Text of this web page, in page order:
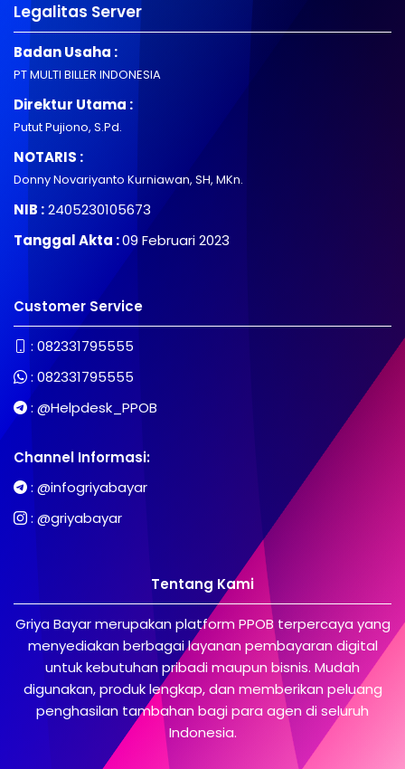
Legalitas Server
Badan Usaha :
PT MULTI BILLER INDONESIA
Direktur Utama :
Putut Pujiono, S.Pd.
NOTARIS :
Donny Novariyanto Kurniawan, SH, MKn.
NIB :2405230105673
Tanggal Akta :09 Februari 2023
Customer Service
: 082331795555
: 082331795555
: @Helpdesk_PPOB
Channel Informasi:
: @infogriyabayar
: @griyabayar
Tentang Kami
Griya Bayar merupakan platform PPOB terpercaya yang
menyediakan berbagai layanan pembayaran digital
untuk kebutuhan pribadi maupun bisnis. Mudah
digunakan, produk lengkap, dan memberikan peluang
penghasilan tambahan bagi para agen di seluruh
Indonesia.